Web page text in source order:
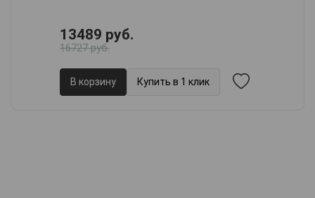
13489 руб.
16727 руб.
В корзину Купить в 1 клик